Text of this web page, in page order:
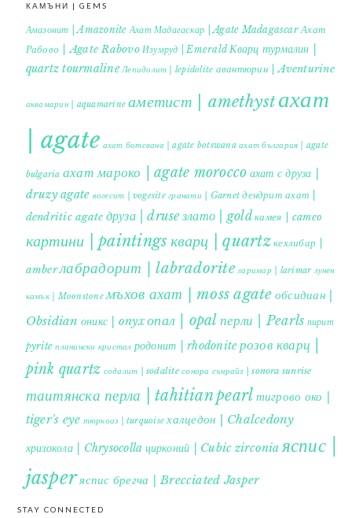
КАМЪНИ | GEMS
Амазонит | Amazonite Ахат Мадагаскар | Agate Madagascar Ахат
Рабово | Agate Rabovo Изумруд | Emerald Кварц турмалин |
quartz tourmaline Лепидолит | lepidolite авантюрин | Aventurine
аквамарин | aquamarine аметист | amethystахат
| agate ахат ботсвана | agate botswana ахат българия | agate
bulgaria ахат мароко | agate morocco ахат с друза |
druzy agate вогесит | vogesite гранати | Garnet дендрит ахат |
dendritic agate друза | druse злато | gold камея | cameo
картини | paintings кварц | quartzкехлибар |
amberлабрадорит | labradorite ларимар | larimar лунен
камък | Moonstone мъхов ахат | moss agate обсидиан |
Obsidian оникс | onyxопал | opal перли | Pearls пирит |
pyrite планински кристал родонит | rhodonite розов кварц |
pink quartz содалит | sodalite сонора сънрайз | sonora sunrise
таитянска перла | tahitian pearl тигрово око |
tiger's eye тюркоаз | turquoise халцедон | Chalcedony
хризокола | Chrysocolla цирконий | Cubic zirconia яспис |
jasperяспис брегча | Brecciated Jasper
STAY CONNECTED